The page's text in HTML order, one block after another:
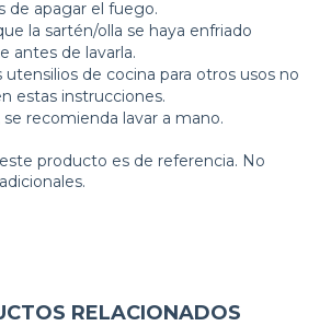
de apagar el fuego.
la sartén/olla se haya enfriado
antes de lavarla.
de cocina para otros usos no
estas instrucciones.
se recomienda lavar a mano.
producto es de referencia. No
RELACIONADOS